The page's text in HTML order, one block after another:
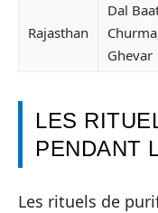
Rajasthan
Dal
Ghevar
LES
PENDANT
Les rituels de